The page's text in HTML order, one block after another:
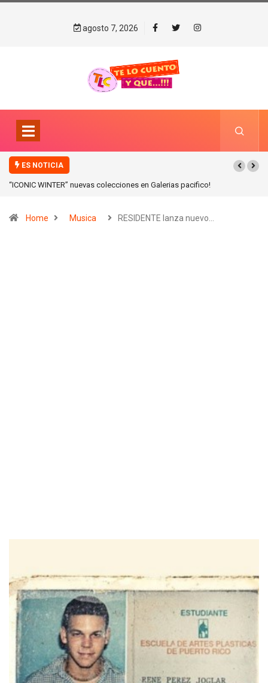
agosto 7, 2026
ES NOTICIA
“ICONIC WINTER” nuevas colecciones en Galerias pacifico!
Home Musica RESIDENTE lanza nuevo…